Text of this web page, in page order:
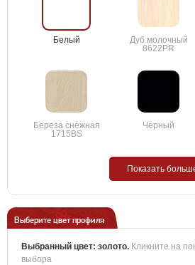
Белый
Дуб молочный
8622PR
Береза снежная
1715BS
Черный
Показать
Выберите цвет профиля
Выбранный цвет: золото. Кликните на
выбора